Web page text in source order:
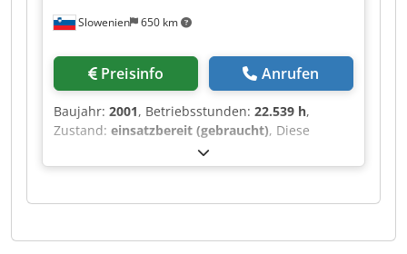
Slowenien 650 km
Preisinfo Anrufen
Baujahr: 2001, Betriebsstunden: 22.539 h,
Zustand: einsatzbereit (gebraucht), Diese
HOLZMA HCL 11/56/22 wurde im Jahr 2001
hergestellt. Sie verfügt über eine maximale
Schnittlänge von 5600 mm für Längsschnitte.
mm und die Maschine ist mit einer